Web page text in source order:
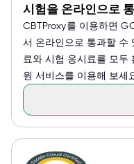
시험을 온라인으로
CBTProxy를 이용하면
서 온라인으로 통과할 수
료와 시험 응시료를 모두
원 서비스를 이용해 보세